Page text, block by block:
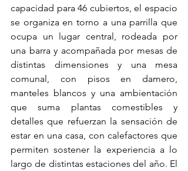
capacidad para 46 cubiertos, el espacio
se organiza en torno a una parrilla que
ocupa un lugar central, rodeada por
una barra y acompañada por mesas de
distintas dimensiones y una mesa
comunal, con pisos en damero,
manteles blancos y una ambientación
que suma plantas comestibles y
detalles que refuerzan la sensación de
estar en una casa, con calefactores que
permiten sostener la experiencia a lo
largo de distintas estaciones del año. El